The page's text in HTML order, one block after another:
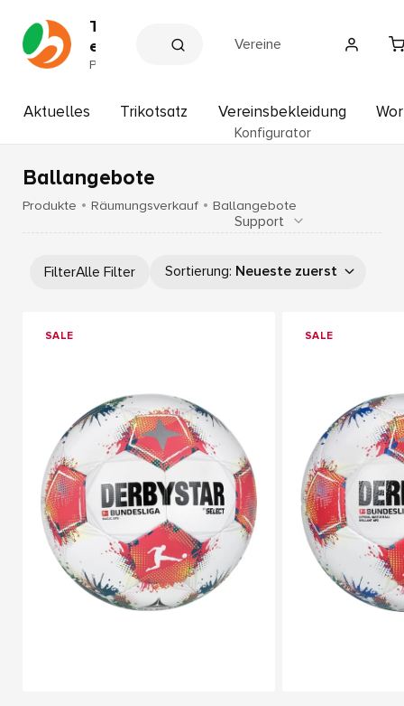
T
e
a
t
H
b
P
d
e
r
e
i
Vereine
Konfigurator
Support
Aktuelles Trikotsatz Vereinsbekleidung
Ballangebote
Produkte Räumungsverkauf Ballangebote
FilterAlle Filter Sortierung: Neueste zuerst
SALE SALE